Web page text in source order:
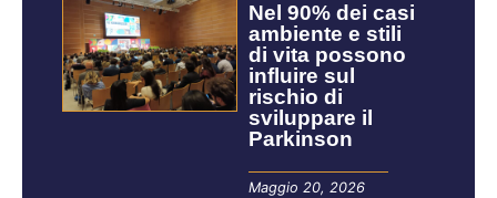
Nel 90% dei casi
ambiente e stili
di vita possono
influire sul
rischio di
sviluppare il
Parkinson
Maggio 20, 2026